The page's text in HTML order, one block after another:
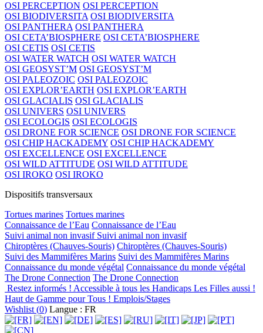
OSI PERCEPTION OSI PERCEPTION
OSI BIODIVERSITA OSI BIODIVERSITA
OSI PANTHERA OSI PANTHERA
OSI CETA’BIOSPHERE OSI CETA’BIOSPHERE
OSI CETIS OSI CETIS
OSI WATER WATCH OSI WATER WATCH
OSI GEOSYST’M OSI GEOSYST’M
OSI PALEOZOIC OSI PALEOZOIC
OSI EXPLOR’EARTH OSI EXPLOR’EARTH
OSI GLACIALIS OSI GLACIALIS
OSI UNIVERS OSI UNIVERS
OSI ECOLOGIS OSI ECOLOGIS
OSI DRONE FOR SCIENCE OSI DRONE FOR SCIENCE
OSI CHIP HACKADEMY OSI CHIP HACKADEMY
OSI EXCELLENCE OSI EXCELLENCE
OSI WILD ATTITUDE OSI WILD ATTITUDE
OSI IROKO OSI IROKO
Dispositifs transversaux
Tortues marines Tortues marines
Connaissance de l’Eau Connaissance de l’Eau
Suivi animal non invasif Suivi animal non invasif
Chiroptères (Chauves-Souris) Chiroptères (Chauves-Souris)
Suivi des Mammifères Marins Suivi des Mammifères Marins
Connaissance du monde végétal Connaissance du monde végétal
The Drone Connection The Drone Connection
Restez informés ! Accessible à tous les Handicaps Les Filles aussi !
Haut de Gamme pour Tous ! Emplois/Stages
Wishlist (0) Langue : FR